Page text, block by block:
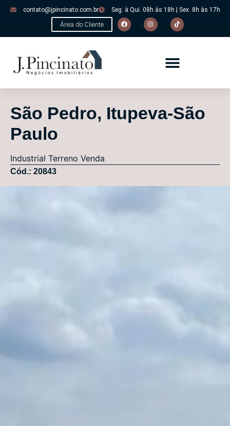
contato@jpincinato.com.br Seg. à Qui. 08h às 18h | Sex. 8h às 17h
Área do Cliente
São Pedro, Itupeva-São
Paulo
Industrial Terreno Venda
Cód.: 20843